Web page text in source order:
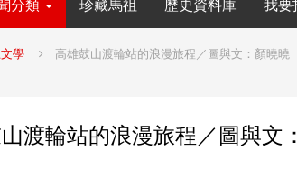
分類 珍藏馬祖 歷史資料庫 我要
學 高雄鼓山渡輪站的浪漫旅程／圖與文：顏曉曉
渡輪站的浪漫旅程／圖與文